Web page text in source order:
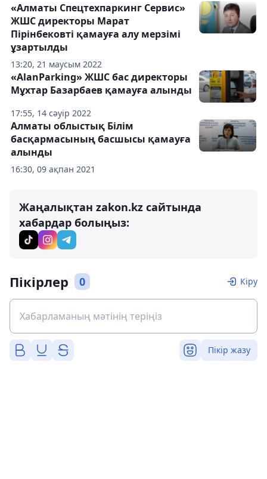
13:20, 21 маусым 2022
«Алматы Спецтехпаркинг Сервис»
ЖШС директоры Марат
Пірінбековті қамауға алу мерзімі
ұзартылды
17:55, 14 сәуір 2022
«AlanParking» ЖШС бас директоры
Мұхтар Базарбаев қамауға алынды
16:30, 09 ақпан 2021
Алматы облыстық Білім
басқармасының басшысы қамауға
алынды
Жаңалықтан zakon.kz сайтында
хабардар болыңыз:
Пікірлер 0 Кіру
Пікір жазу